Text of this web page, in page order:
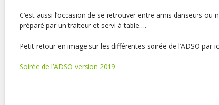
C’est aussi l’occasion de se retrouver entre amis danseurs ou
préparé par un traiteur et servi à table….
Petit retour en image sur les différentes soirée de l’ADSO par
Soirée de l’ADSO version 2019